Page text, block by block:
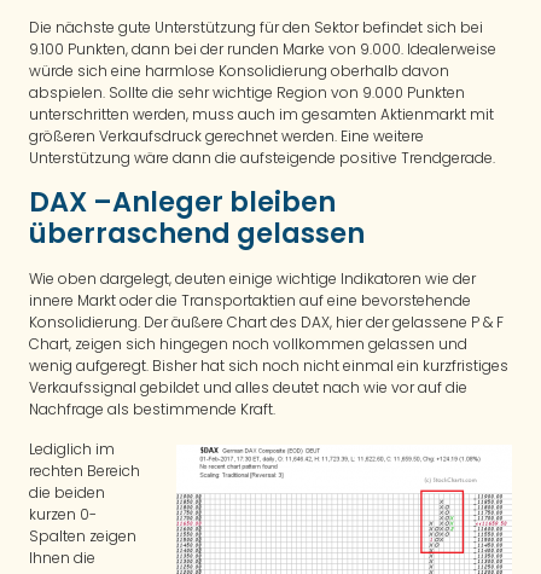
Die nächste gute Unterstützung für den Sektor befindet sich bei
9.100 Punkten, dann bei der runden Marke von 9.000. Idealerweise
würde sich eine harmlose Konsolidierung oberhalb davon
abspielen. Sollte die sehr wichtige Region von 9.000 Punkten
unterschritten werden, muss auch im gesamten Aktienmarkt mit
größeren Verkaufsdruck gerechnet werden. Eine weitere
Unterstützung wäre dann die aufsteigende positive Trendgerade.
DAX –Anleger bleiben
überraschend gelassen
Wie oben dargelegt, deuten einige wichtige Indikatoren wie der
innere Markt oder die Transportaktien auf eine bevorstehende
Konsolidierung. Der äußere Chart des DAX, hier der gelassene P & F
Chart, zeigen sich hingegen noch vollkommen gelassen und
wenig aufgeregt. Bisher hat sich noch nicht einmal ein kurzfristiges
Verkaufssignal gebildet und alles deutet nach wie vor auf die
Nachfrage als bestimmende Kraft.
Lediglich im
rechten Bereich
die beiden
kurzen 0-
Spalten zeigen
Ihnen die